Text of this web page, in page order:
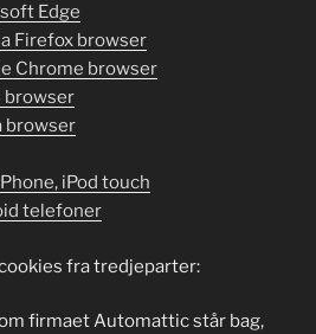
Edge
Firefox browser
Chrome browser
browser
browser
iPod touch
telefoner
fra tredjeparter:
firmaet Automattic står bag,